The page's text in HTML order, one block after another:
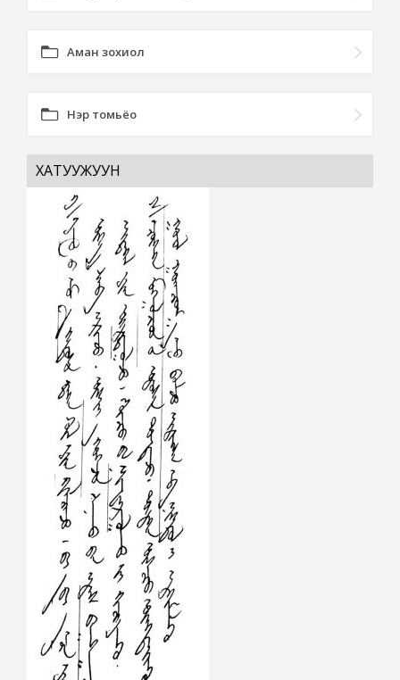
Аман зохиол
Нэр томьёо
ХАТУУЖУУН